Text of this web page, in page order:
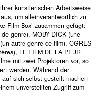
künstlerischen Arbeitsweise
um alleinverantwortlich zu
Film-Box’ zusammen gefügt:
genre), MOBY DICK (une
autre genre de film), OGRES
LE FILM DE LA PEUR
mit zwei Projektoren vor, so
werden. Während der
sich selbst gestellt machen
unverstellten Zugriff zum